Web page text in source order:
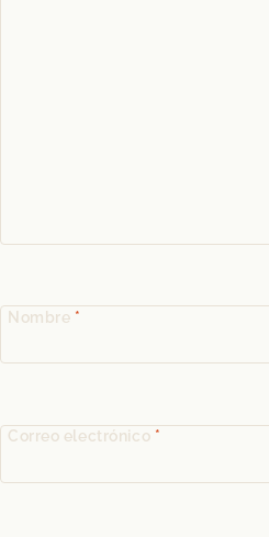
Nombre *
Correo electrónico *